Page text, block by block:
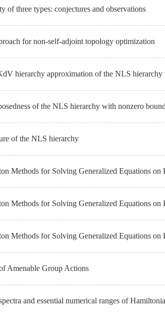
of three types: conjectures and observations
for non-self-adjoint topology optimization
hierarchy approximation of the NLS
of the NLS hierarchy with nonzero
of the NLS hierarchy
Methods for Solving Generalized Equations on
Methods for Solving Generalized Equations on
Methods for Solving Generalized Equations on
Amenable Group Actions
and essential numerical ranges of